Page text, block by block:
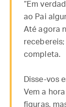
“Em
ao Pai
Até agora
completa.
Disse-vos
Vem a
figuras,